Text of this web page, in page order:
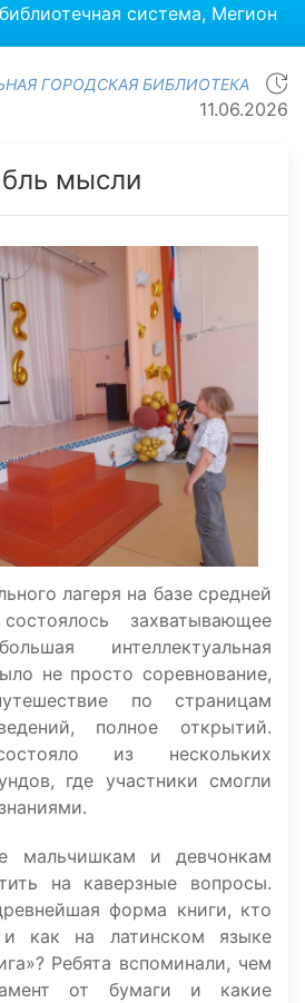
система, Мегион
ГОРОДСКАЯ БИБЛИОТЕКА
11.06.2026
мысли
лагеря на базе средней
захватывающее
интеллектуальная
не просто соревнование,
по страницам
полное открытий.
из нескольких
где участники смогли
мальчишкам и девчонкам
на каверзные вопросы.
форма книги, кто
и как на латинском языке
Ребята вспоминали, чем
от бумаги и какие